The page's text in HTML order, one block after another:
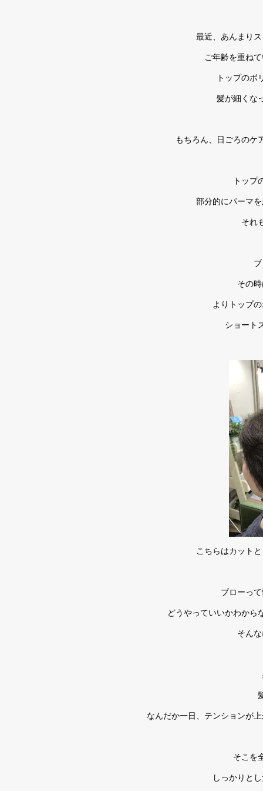
最近、あんまり
ご年齢を重ね
トップのボ
髪が細くな
もちろん、日ごろのケ
トップ
部分的にパーマ
それ
その
よりトップ
ショート
こちらはカット
ブローっ
どうやっていいかわから
そん
なんだか一日、テンションが
そこを
しっかりと